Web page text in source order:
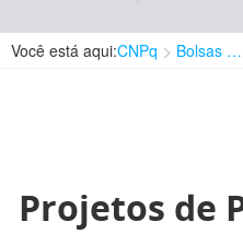
Você está aqui:CNPq Bolsas e Auxílios Vigentes
Projetos de